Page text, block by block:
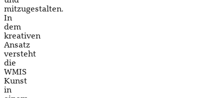
mitzugestalten.
In
dem
kreativen
Ansatz
versteht
die
WMIS
Kunst
in